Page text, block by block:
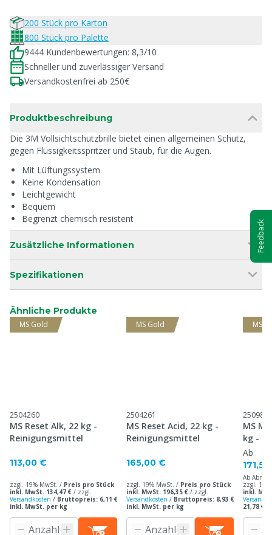
200 Stück pro Karton
800 Stück pro Palette
9444 Kundenbewertungen: 8,3/10
Schneller und zuverlässiger Versand
Versandkostenfrei ab 250€
Produktbeschreibung
Die 3M Vollsichtschutzbrille bietet einen allgemeinen Schutz,
gegen Flüssigkeitsspritzer und Staub, für die Augen.
Mit Lüftungssystem
Keine Kondensation
Leichtgewicht
Bequem
Begrenzt chemisch resistent
Zusätzliche Informationen
Spezifikationen
Ähnliche Produkte
MS Gold
2504260
MS Reset Alk, 22 kg -
Reinigungsmittel
113,00 €
zzgl. 19% MwSt. / Preis pro Stück
inkl. MwSt. 134,47 € / zzgl.
Versandkosten / Bruttopreis: 6,11 €
inkl. MwSt. per kg
MS Gold
2504261
MS Reset Acid, 22 kg -
Reinigungsmittel
165,00 €
zzgl. 19% MwSt. / Preis pro Stück
inkl. MwSt. 196,35 € / zzgl.
Versandkosten / Bruttopreis: 8,93 €
inkl. MwSt. per kg
MS
2509812
MS
kg -
Ab
Ab
zzgl.
inkl.
21,78 €
Feedback